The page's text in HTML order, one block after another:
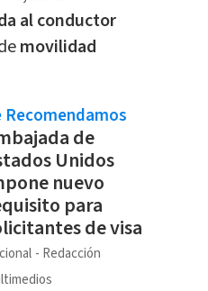
al conductor
movilidad
Recomendamos
de
Unidos
nuevo
para
de visa
Redacción